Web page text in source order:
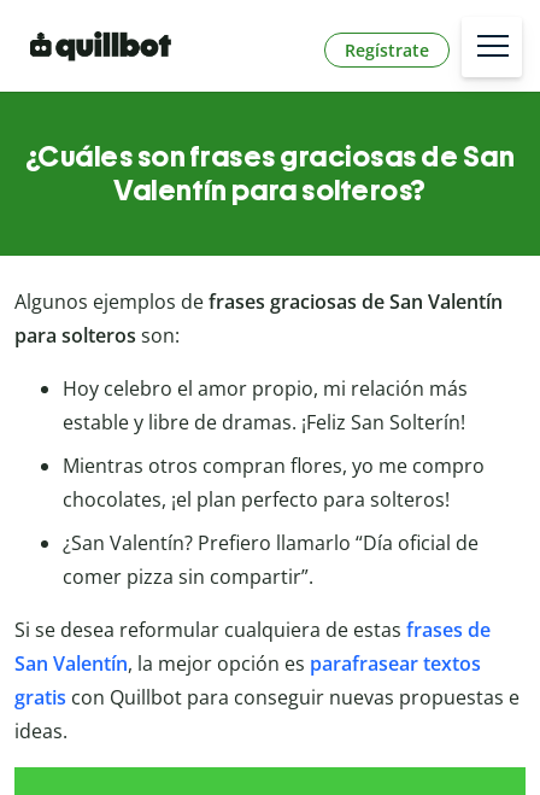
Regístrate
¿Cuáles son frases graciosas de San
Valentín para solteros?
Algunos ejemplos defrases graciosas de San Valentín
para solteros son:
Hoy celebro el amor propio, mi relación más
estable y libre de dramas. ¡Feliz San Solterín!
Mientras otros compran flores, yo me compro
chocolates, ¡el plan perfecto para solteros!
¿San Valentín? Prefiero llamarlo “Día oficial de
comer pizza sin compartir”.
Si se desea reformular cualquiera de estas frases de
San Valentín, la mejor opción es parafrasear textos
gratis con Quillbot para conseguir nuevas propuestas e
ideas.